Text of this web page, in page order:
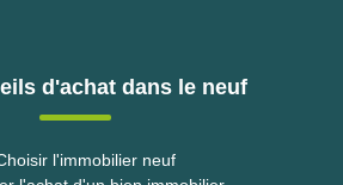
d'achat dans le neuf
l'immobilier neuf